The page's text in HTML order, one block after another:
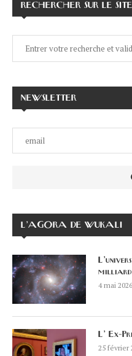
RECHERCHER SUR LE SITE
NEWSLETTER
L’AGORA DE WUKALI
4 mai 2026
L’ Ex-
25 février